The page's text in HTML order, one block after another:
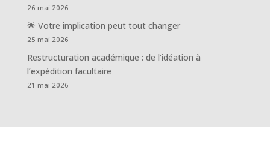
26 mai 2026
🌟 Votre implication peut tout changer
25 mai 2026
Restructuration académique : de l’idéation à
l’expédition facultaire
21 mai 2026